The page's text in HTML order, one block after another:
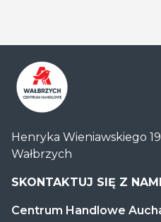
Handlowe
Auchan
Wałbrzych
Henryka Wieniawskiego 19
Wałbrzych
SKONTAKTUJ SIĘ Z NAMI
Centrum Handlowe